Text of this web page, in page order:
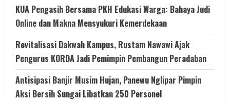
KUA Pengasih Bersama PKH Edukasi Warga: Bahaya Judi
Online dan Makna Mensyukuri Kemerdekaan
Revitalisasi Dakwah Kampus, Rustam Nawawi Ajak
Pengurus KORDA Jadi Pemimpin Pembangun Peradaban
Antisipasi Banjir Musim Hujan, Panewu Nglipar Pimpin
Aksi Bersih Sungai Libatkan 250 Personel